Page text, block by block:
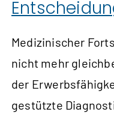
Medizinischer
nicht mehr
der
gestützte